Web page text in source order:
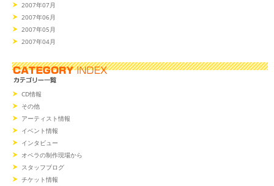
2007年07月
2007年06月
2007年05月
2007年04月
CD情報
その他
アーティスト情報
イベント情報
インタビュー
オペラの制作現場から
スタッフブログ
チケット情報